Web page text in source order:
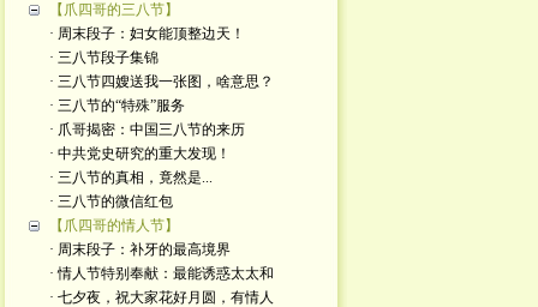
【爪四哥的三八节】
· 周末段子：妇女能顶整边天！
· 三八节段子集锦
· 三八节四嫂送我一张图，啥意思？
· 三八节的“特殊”服务
· 爪哥揭密：中国三八节的来历
· 中共党史研究的重大发现！
· 三八节的真相，竟然是...
· 三八节的微信红包
【爪四哥的情人节】
· 周末段子：补牙的最高境界
· 情人节特别奉献：最能诱惑太太和
· 七夕夜，祝大家花好月圆，有情人